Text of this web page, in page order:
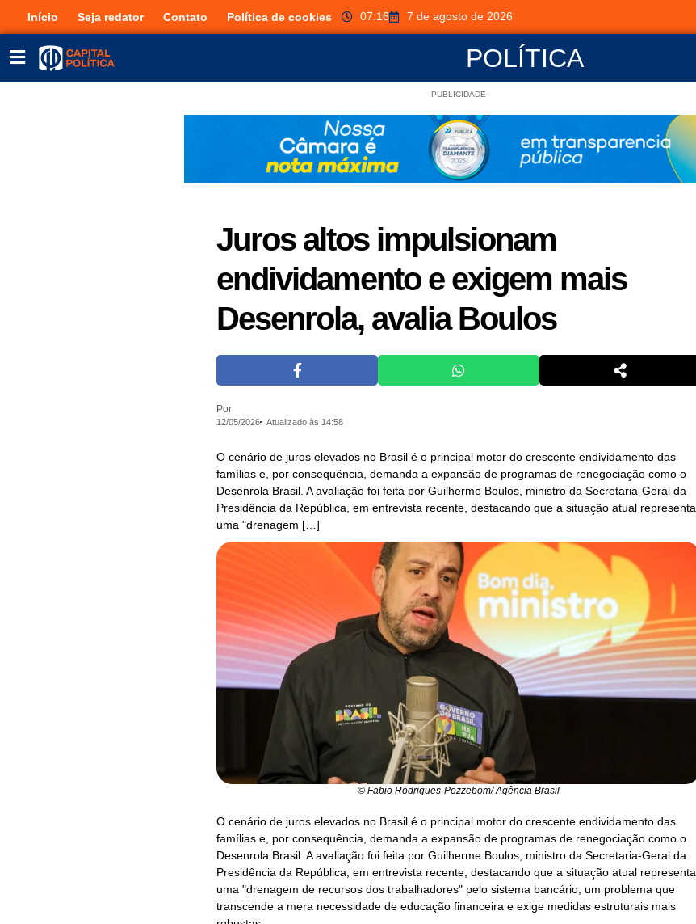
Início Seja redator Contato Política de cookies 07:16 7 de agosto de 2026
POLÍTICA
PUBLICIDADE
Juros altos impulsionam
endividamento e exigem mais
Desenrola, avalia Boulos
Por
12/05/2026 Atualizado às 14:58
O cenário de juros elevados no Brasil é o principal motor do crescente endividamento das
famílias e, por consequência, demanda a expansão de programas de renegociação como o
Desenrola Brasil. A avaliação foi feita por Guilherme Boulos, ministro da Secretaria-Geral da
Presidência da República, em entrevista recente, destacando que a situação atual representa
uma "drenagem […]
© Fabio Rodrigues-Pozzebom/ Agência Brasil
O cenário de juros elevados no Brasil é o principal motor do crescente endividamento das
famílias e, por consequência, demanda a expansão de programas de renegociação como o
Desenrola Brasil. A avaliação foi feita por Guilherme Boulos, ministro da Secretaria-Geral da
Presidência da República, em entrevista recente, destacando que a situação atual representa
uma "drenagem de recursos dos trabalhadores" pelo sistema bancário, um problema que
transcende a mera necessidade de educação financeira e exige medidas estruturais mais